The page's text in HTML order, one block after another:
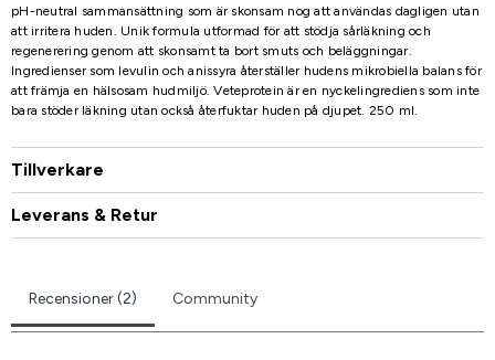
pH-neutral sammansättning som är skonsam nog att användas dagligen utan
att irritera huden. Unik formula utformad för att stödja sårläkning och
regenerering genom att skonsamt ta bort smuts och beläggningar.
Ingredienser som levulin och anissyra återställer hudens mikrobiella balans för
att främja en hälsosam hudmiljö. Veteprotein är en nyckelingrediens som inte
bara stöder läkning utan också återfuktar huden på djupet. 250 ml.
Tillverkare
Leverans & Retur
Recensioner (2) Community